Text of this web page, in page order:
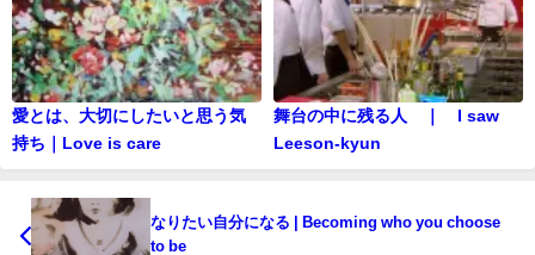
愛とは、大切にしたいと思う気
持ち｜Love is care
舞台の中に残る人 ｜ I saw
Leeson-kyun
なりたい自分になる | Becoming who you choose
to be